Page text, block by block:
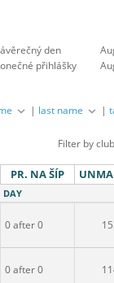
den
přihlášky
| last name |
Filter by
PR. NA ŠÍP
DAY
0 after 0
0 after 0